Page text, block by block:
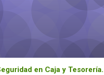
en Caja y Tesorería.